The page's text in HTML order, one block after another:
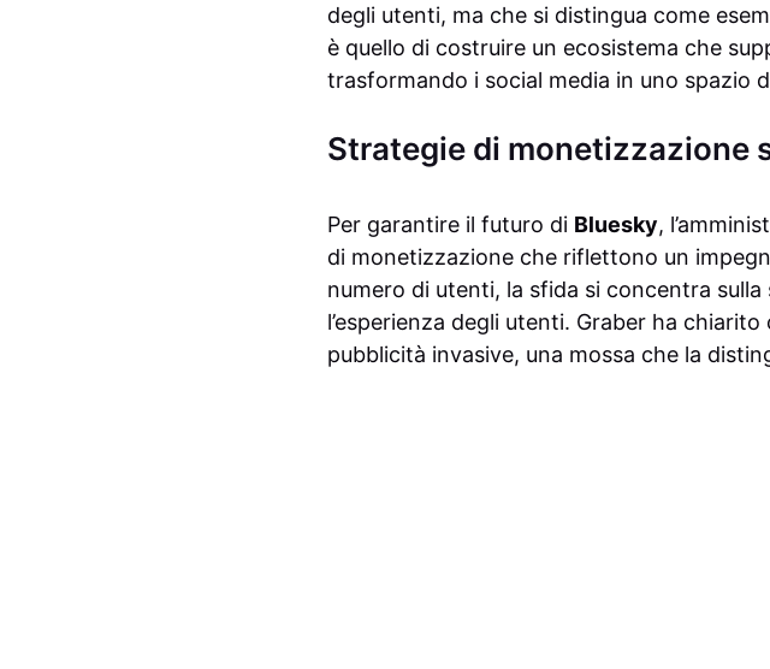
degli utenti, ma che si distingua come
è quello di costruire un ecosistema che
trasformando i social media in uno spazio
Strategie di monetizzazione
Per garantire il futuro di Bluesky,
di monetizzazione che riflettono un
numero di utenti, la sfida si concentra
l’esperienza degli utenti. Graber ha
pubblicità invasive, una mossa che la